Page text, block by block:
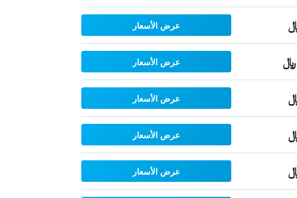
عرض الأسعار
عرض الأسعار
عرض الأسعار
عرض الأسعار
عرض الأسعار